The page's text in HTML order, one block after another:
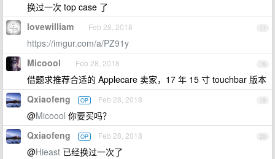
换过一次 top case 了
17
lovewilliam Feb 28, 2018
https://imgur.com/a/PZ91y
18
Micoool Feb 28, 2018
借题求推荐合适的 Applecare 卖家，17 年 15 寸 touchbar 版本
19
Qxiaofeng OP Feb 28, 2018
@Micoool 你要买吗？
20
Qxiaofeng OP Feb 28, 2018
@Hieast 已经换过一次了